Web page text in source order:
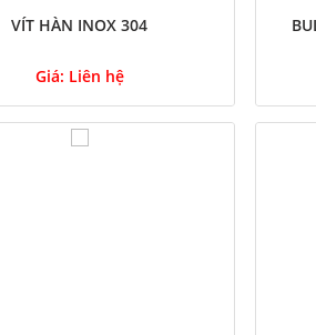
VÍT HÀN INOX 304
Giá: Liên hệ